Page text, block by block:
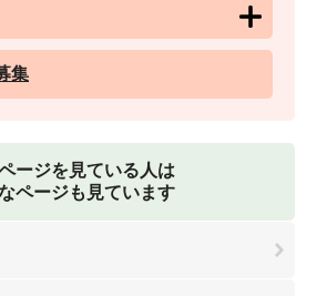
集
ージを見ている人は
ページも見ています